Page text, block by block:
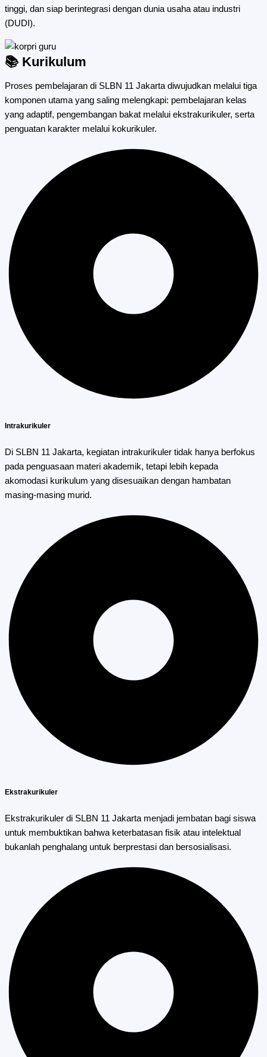
tinggi, dan siap berintegrasi dengan dunia usaha atau industri
(DUDI).
📚 Kurikulum
Proses pembelajaran di SLBN 11 Jakarta diwujudkan melalui tiga
komponen utama yang saling melengkapi: pembelajaran kelas
yang adaptif, pengembangan bakat melalui ekstrakurikuler, serta
penguatan karakter melalui kokurikuler.
Intrakurikuler
Di SLBN 11 Jakarta, kegiatan intrakurikuler tidak hanya berfokus
pada penguasaan materi akademik, tetapi lebih kepada
akomodasi kurikulum yang disesuaikan dengan hambatan
masing-masing murid.
Ekstrakurikuler
Ekstrakurikuler di SLBN 11 Jakarta menjadi jembatan bagi siswa
untuk membuktikan bahwa keterbatasan fisik atau intelektual
bukanlah penghalang untuk berprestasi dan bersosialisasi.